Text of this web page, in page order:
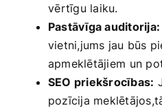
⁤vērtīgu laiku.
Pastāvīga auditorija:
vietni,jums jau būs
apmeklētājiem⁤ un
SEO priekšrocības:
pozīcija